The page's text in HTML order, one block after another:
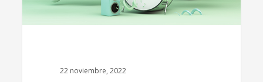
22 noviembre, 2022